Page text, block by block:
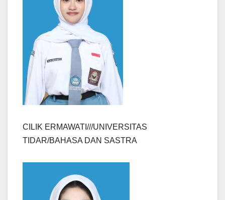
CILIK ERMAWATI///UNIVERSITAS
TIDAR/BAHASA DAN SASTRA